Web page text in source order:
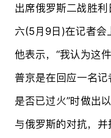
出席俄罗斯二战胜
六(5月9日)在记者会
他表示，“我认为这
普京是在回应一名
是否已过火”时做出
与俄罗斯的对抗，